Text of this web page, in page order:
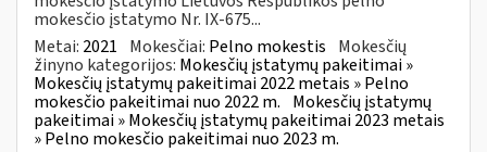
mokesčio įstatymo Nr. IX-675...
Metai: 2021 Mokesčiai: Pelno mokestis Mokesčių
žinyno kategorijos: Mokesčių įstatymų pakeitimai »
Mokesčių įstatymų pakeitimai 2022 metais » Pelno
mokesčio pakeitimai nuo 2022 m. Mokesčių įstatymų
pakeitimai » Mokesčių įstatymų pakeitimai 2023 metais
» Pelno mokesčio pakeitimai nuo 2023 m.